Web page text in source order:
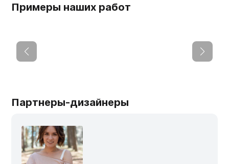
Примеры наших работ
Партнеры-дизайнеры